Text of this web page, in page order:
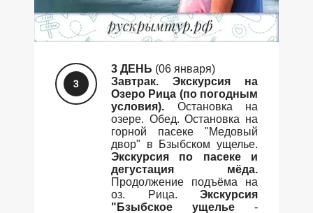
3 ДЕНЬ (06 января)
Завтрак. Экскурсия на
Озеро Рица (по погодным
условия). Остановка на
озере. Обед. Остановка на
горной пасеке "Медовый
двор" в Бзыбском ущелье.
Экскурсия по пасеке и
дегустация мёда.
Продолжение подъёма на
оз. Рица. Экскурсия
"Бзыбское ущелье -